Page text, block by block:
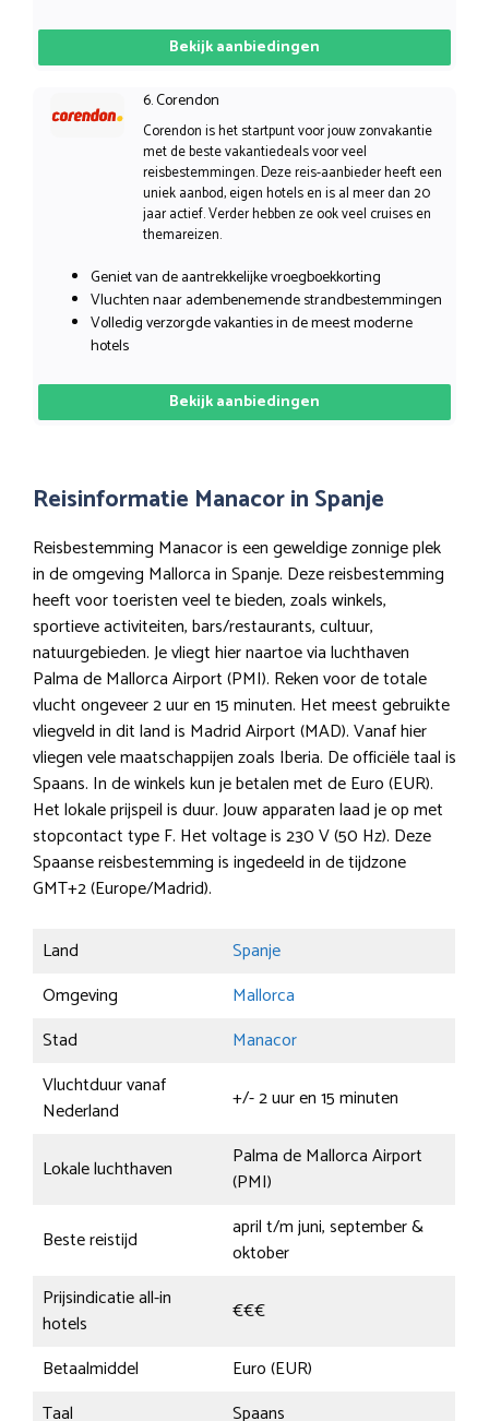
Bekijk aanbiedingen
6. Corendon
Corendon is het startpunt voor jouw zonvakantie
met de beste vakantiedeals voor veel
reisbestemmingen. Deze reis-aanbieder heeft een
uniek aanbod, eigen hotels en is al meer dan 20
jaar actief. Verder hebben ze ook veel cruises en
themareizen.
Geniet van de aantrekkelijke vroegboekkorting
Vluchten naar adembenemende strandbestemmingen
Volledig verzorgde vakanties in de meest moderne
hotels
Bekijk aanbiedingen
Reisinformatie Manacor in Spanje
Reisbestemming Manacor is een geweldige zonnige plek
in de omgeving Mallorca in Spanje. Deze reisbestemming
heeft voor toeristen veel te bieden, zoals winkels,
sportieve activiteiten, bars/restaurants, cultuur,
natuurgebieden. Je vliegt hier naartoe via luchthaven
Palma de Mallorca Airport (PMI). Reken voor de totale
vlucht ongeveer 2 uur en 15 minuten. Het meest gebruikte
vliegveld in dit land is Madrid Airport (MAD). Vanaf hier
vliegen vele maatschappijen zoals Iberia. De officiële taal is
Spaans. In de winkels kun je betalen met de Euro (EUR).
Het lokale prijspeil is duur. Jouw apparaten laad je op met
stopcontact type F. Het voltage is 230 V (50 Hz). Deze
Spaanse reisbestemming is ingedeeld in de tijdzone
GMT+2 (Europe/Madrid).
Land
Spanje
Omgeving
Mallorca
Stad
Manacor
Vluchtduur vanaf
Nederland
+/- 2 uur en 15 minuten
Lokale luchthaven
Palma de Mallorca Airport
(PMI)
Beste reistijd
april t/m juni, september &
oktober
Prijsindicatie all-in
hotels
€€€
Betaalmiddel
Euro (EUR)
Taal
Spaans